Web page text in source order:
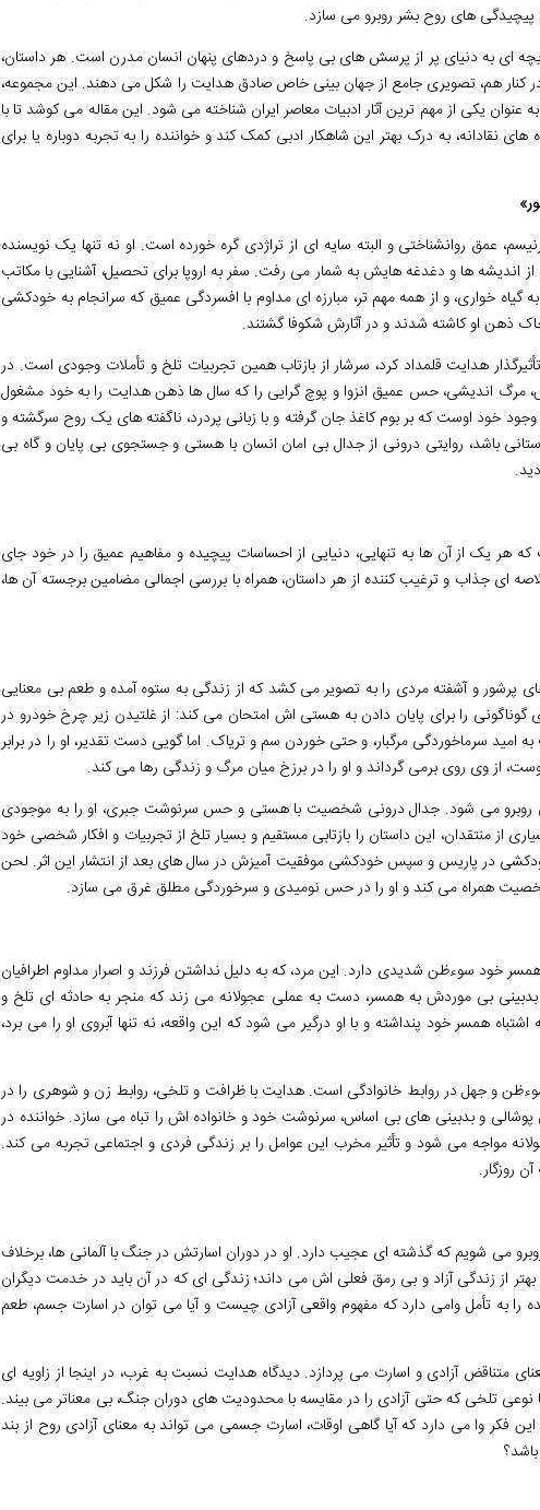
های روح بشر روبرو می سازد.
ای به دنیای پر از پرسش های بی پاسخ و دردهای پنهان انسان مدرن است. هر داستان،
کنار هم، تصویری جامع از جهان بینی خاص صادق هدایت را شکل می دهند. این مجموعه،
زمان تاکنون، به عنوان یکی از مهم ترین آثار ادبیات معاصر ایران شناخته می شود. این مقاله می کوشد تا با
نقادانه، به درک بهتر این شاهکار ادبی کمک کند و خواننده را به تجربه دوباره یا برای
عمق روانشناختی و البته سایه ای از تراژدی گره خورده است. او نه تنها یک نویسنده
اندیشه ها و دغدغه هایش به شمار می رفت. سفر به اروپا برای تحصیل، آشنایی با مکاتب
خواری، و از همه مهم تر، مبارزه ای مداوم با افسردگی عمیق که سرانجام به خودکشی
ذهن او کاشته شدند و در آثارش شکوفا گشتند.
هدایت قلمداد کرد، سرشار از بازتاب همین تجربیات تلخ و تأملات وجودی است. در
مرگ اندیشی، حس عمیق انزوا و پوچ گرایی را که سال ها ذهن هدایت را به خود مشغول
خود اوست که بر بوم کاغذ جان گرفته و با زبانی پردرد، ناگفته های یک روح سرگشته و
باشد، روایتی درونی از جدال بی امان انسان با هستی و جستجوی بی پایان و گاه بی
که هر یک از آن ها به تنهایی، دنیایی از احساسات پیچیده و مفاهیم عمیق را در خود جای
ای جذاب و ترغیب کننده از هر داستان، همراه با بررسی اجمالی مضامین برجسته آن ها،
و آشفته مردی را به تصویر می کشد که از زندگی به ستوه آمده و طعم بی معنایی
گوناگونی را برای پایان دادن به هستی اش امتحان می کند: از غلتیدن زیر چرخ خودرو در
امید سرماخوردگی مرگبار، و حتی خوردن سم و تریاک. اما گویی دست تقدیر، او را در برابر
از وی روی برمی گرداند و او را در برزخ میان مرگ و زندگی رها می کند.
روبرو می شود. جدال درونی شخصیت با هستی و حس سرنوشت جبری، او را به موجودی
از منتقدان، این داستان را بازتابی مستقیم و بسیار تلخ از تجربیات و افکار شخصی خود
در پاریس و سپس خودکشی موفقیت آمیزش در سال های بعد از انتشار این اثر. لحن
شخصیت همراه می کند و او را در حس نومیدی و سرخوردگی مطلق غرق می سازد.
خود سوءظن شدیدی دارد. این مرد، که به دلیل نداشتن فرزند و اصرار مداوم اطرافیان
بی موردش به همسر، دست به عملی عجولانه می زند که منجر به حادثه ای تلخ و
همسر خود پنداشته و با او درگیر می شود که این واقعه، نه تنها آبروی او را می برد،
و جهل در روابط خانوادگی است. هدایت با ظرافت و تلخی، روابط زن و شوهری را در
و بدبینی های بی اساس، سرنوشت خود و خانواده اش را تباه می سازد. خواننده در
مواجه می شود و تأثیر مخرب این عوامل را بر زندگی فردی و اجتماعی تجربه می کند.
روزگار.
می شویم که گذشته ای عجیب دارد. او در دوران اسارتش در جنگ با آلمانی ها، برخلاف
از زندگی آزاد و بی رمق فعلی اش می داند؛ زندگی ای که در آن باید در خدمت دیگران
را به تأمل وامی دارد که مفهوم واقعی آزادی چیست و آیا می توان در اسارت جسم، طعم
متناقض آزادی و اسارت می پردازد. دیدگاه هدایت نسبت به غرب، در اینجا از زاویه ای
نوعی تلخی که حتی آزادی را در مقایسه با محدودیت های دوران جنگ، بی معناتر می بیند.
فکر وا می دارد که آیا گاهی اوقات، اسارت جسمی می تواند به معنای آزادی روح از بند